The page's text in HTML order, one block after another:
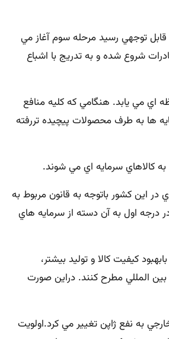
قابل توجهي رسيد مرحله سوم آغاز مي
شروع شده و به تدريج با اشباع
اي مي يابد. هنگامي كه كليه منافع
به طرف محصولات پيچيده تررفته
كالاهاي سرمايه اي مي شوند.
در اين كشور باتوجه به قانون مربوط به
درجه اول به آن دسته از سرمايه هاي
كيفيت كالا و توليد بيشتر،
بين المللي مطرح كنند. دراين صورت
خارجي به نفع ژاپن تغيير مي كرد.اولويت